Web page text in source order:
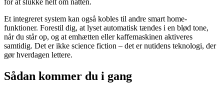
for at slukke helt om natten.
Et integreret system kan også kobles til andre smart home-
funktioner. Forestil dig, at lyset automatisk tændes i en blød tone,
når du står op, og at emhætten eller kaffemaskinen aktiveres
samtidig. Det er ikke science fiction – det er nutidens teknologi, der
gør hverdagen lettere.
Sådan kommer du i gang